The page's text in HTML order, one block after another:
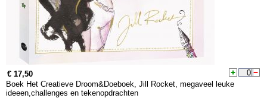
€ 17,50
Boek Het Creatieve Droom&Doeboek, Jill Rocket, megaveel leuke
ideeen,challenges en tekenopdrachten